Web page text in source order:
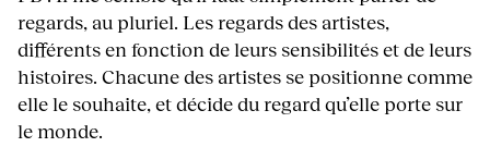
regards, au pluriel. Les regards des artistes,
différents en fonction de leurs sensibilités et de leurs
histoires. Chacune des artistes se positionne comme
elle le souhaite, et décide du regard qu’elle porte sur
le monde.